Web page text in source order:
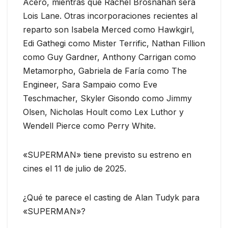
Acero, mientras que Rachel Brosnahan será
Lois Lane. Otras incorporaciones recientes al
reparto son Isabela Merced como Hawkgirl,
Edi Gathegi como Mister Terrific, Nathan Fillion
como Guy Gardner, Anthony Carrigan como
Metamorpho, Gabriela de Faría como The
Engineer, Sara Sampaio como Eve
Teschmacher, Skyler Gisondo como Jimmy
Olsen, Nicholas Hoult como Lex Luthor y
Wendell Pierce como Perry White.
«SUPERMAN» tiene previsto su estreno en
cines el 11 de julio de 2025.
¿Qué te parece el casting de Alan Tudyk para
«SUPERMAN»?